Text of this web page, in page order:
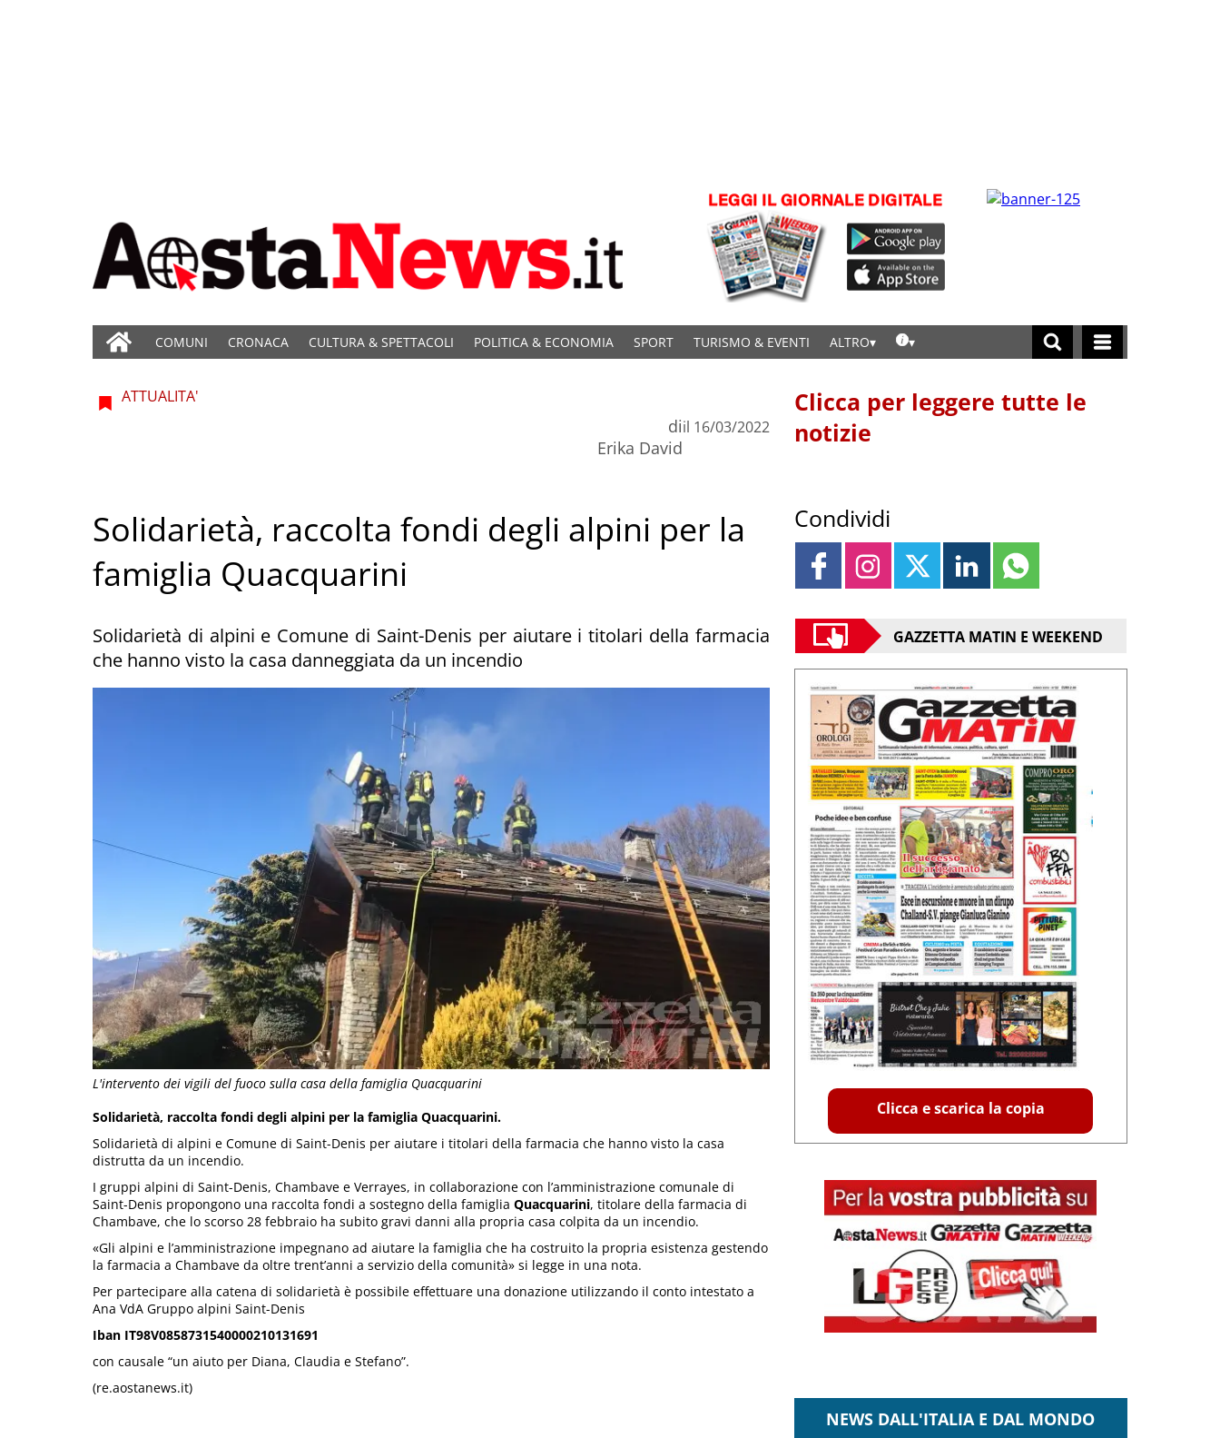
COMUNI CRONACA CULTURA & SPETTACOLI POLITICA & ECONOMIA SPORT TURISMO & EVENTI ALTRO
L'intervento dei vigili del fuoco sulla casa della famiglia Quacquarini
ATTUALITA'
di
Erika David
il 16/03/2022
Solidarietà, raccolta fondi degli alpini per la
famiglia Quacquarini
Solidarietà di alpini e Comune di Saint-Denis per aiutare i titolari della farmacia
che hanno visto la casa danneggiata da un incendio
Solidarietà, raccolta fondi degli alpini per la famiglia Quacquarini.
Solidarietà di alpini e Comune di Saint-Denis per aiutare i titolari della farmacia che hanno visto la casa
distrutta da un incendio.
I gruppi alpini di Saint-Denis, Chambave e Verrayes, in collaborazione con l’amministrazione comunale di
Saint-Denis propongono una raccolta fondi a sostegno della famiglia Quacquarini, titolare della farmacia di
Chambave, che lo scorso 28 febbraio ha subito gravi danni alla propria casa colpita da un incendio.
«Gli alpini e l’amministrazione impegnano ad aiutare la famiglia che ha costruito la propria esistenza gestendo
la farmacia a Chambave da oltre trent’anni a servizio della comunità» si legge in una nota.
Per partecipare alla catena di solidarietà è possibile effettuare una donazione utilizzando il conto intestato a
Ana VdA Gruppo alpini Saint-Denis
Iban IT98V0858731540000210131691
con causale “un aiuto per Diana, Claudia e Stefano”.
(re.aostanews.it)
Clicca per leggere tutte le
notizie
Condividi
GAZZETTA MATIN E WEEKEND
Clicca e scarica la copia
NEWS DALL'ITALIA E DAL MONDO